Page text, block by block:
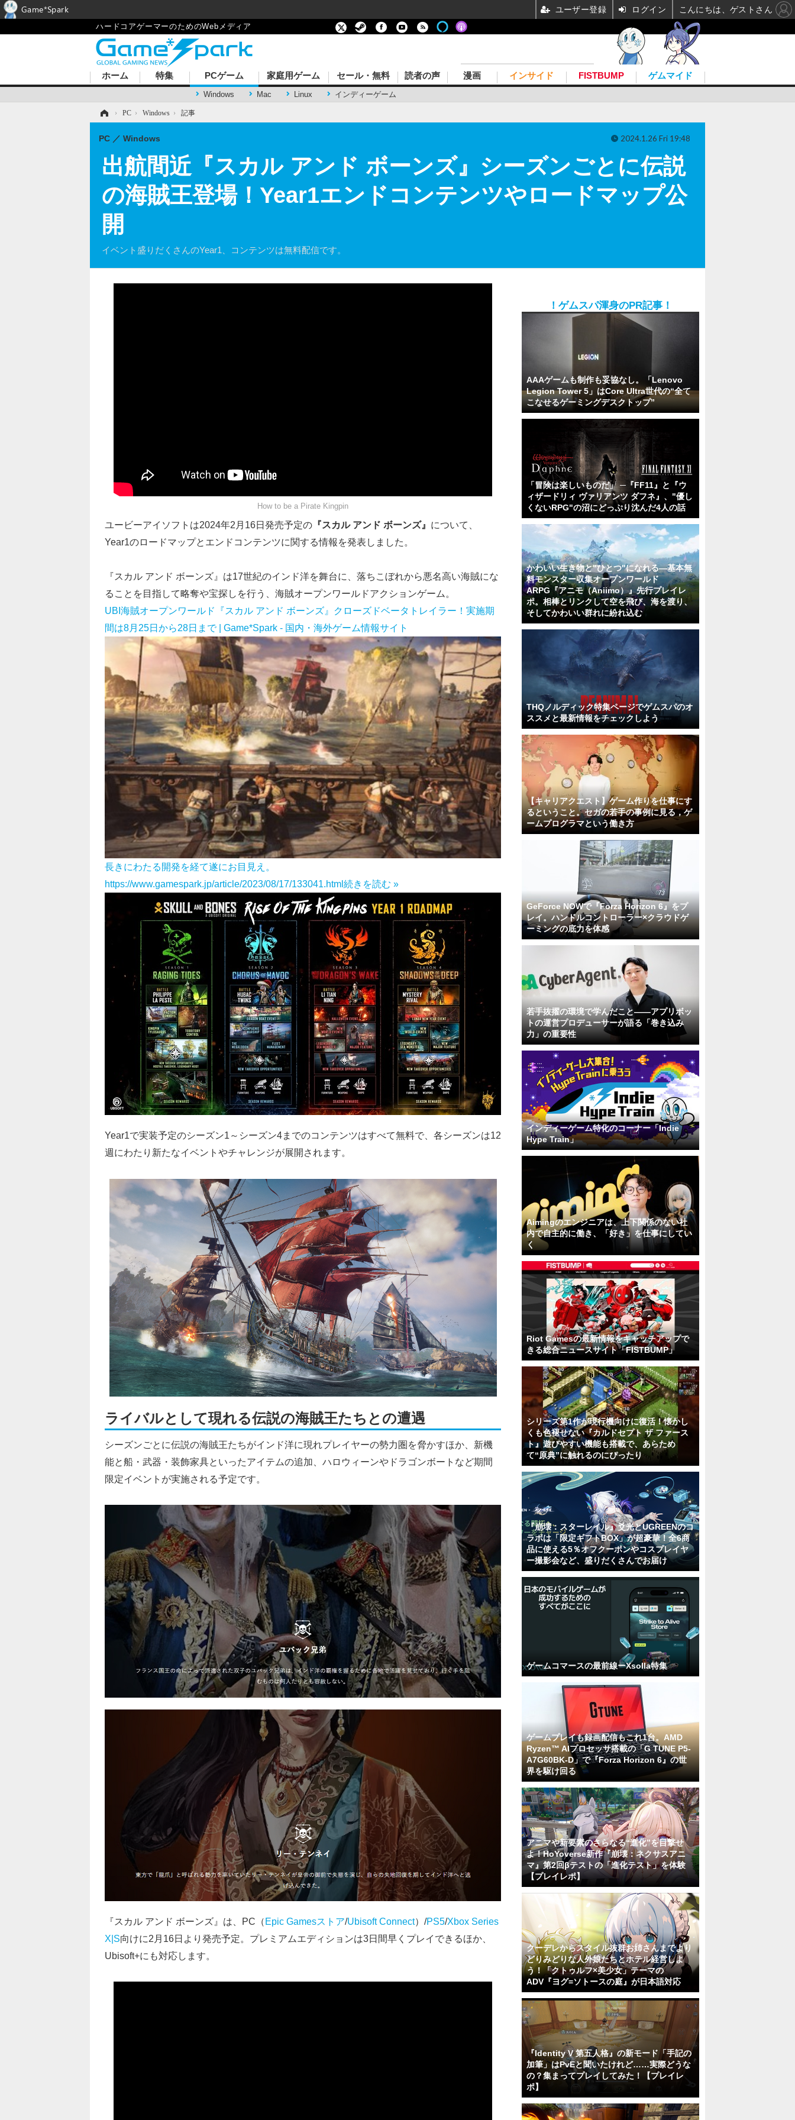
ハードコアゲーマーのためのWebメディア
ホーム 特集 PCゲーム
Windows Mac Linux インディーゲーム
家庭用ゲーム セール・無料 読者の声 漫画 インサイド FISTBUMP ゲムマイド
› PC › Windows › 記事
出航間近『スカル アンド ボーンズ』シーズンごとに伝説
の海賊王登場！Year1エンドコンテンツやロードマップ公
開
イベント盛りだくさんのYear1、コンテンツは無料配信です。
PC Windows 2024.1.26 Fri 19:48
How to be a Pirate Kingpin
ユービーアイソフトは2024年2月16日発売予定の 『スカル アンド ボーンズ』 について、
Year1のロードマップとエンドコンテンツに関する情報を発表しました。
『スカル アンド ボーンズ』は17世紀のインド洋を舞台に、落ちこぼれから悪名高い海賊にな
ることを目指して略奪や宝探しを行う、海賊オープンワールドアクションゲーム。
UBI海賊オープンワールド『スカル アンド ボーンズ』クローズドベータトレイラー！実施期
間は8月25日から28日まで | Game*Spark - 国内・海外ゲーム情報サイト
長きにわたる開発を経て遂にお目見え。
https://www.gamespark.jp/article/2023/08/17/133041.html 続きを読む »
Year1で実装予定のシーズン1～シーズン4までのコンテンツはすべて無料で、各シーズンは12
週にわたり新たなイベントやチャレンジが展開されます。
ライバルとして現れる伝説の海賊王たちとの遭遇
シーズンごとに伝説の海賊王たちがインド洋に現れプレイヤーの勢力圏を脅かすほか、新機
能と船・武器・装飾家具といったアイテムの追加、ハロウィーンやドラゴンボートなど期間
限定イベントが実施される予定です。
『スカル アンド ボーンズ』は、PC（Epic Gamesストア/Ubisoft Connect）/PS5/Xbox Series
X|S向けに2月16日より発売予定。プレミアムエディションは3日間早くプレイできるほか、
Ubisoft+にも対応します。
！ゲムスパ渾身のPR記事！
AAAゲームも制作も妥協なし。「Lenovo
Legion Tower 5」はCore Ultra世代の“全て
こなせるゲーミングデスクトップ”
「冒険は楽しいものだ」 ─『FF11』と『ウ
ィザードリィ ヴァリアンツ ダフネ』、"優し
くないRPG"の沼にどっぷり沈んだ4人の話
かわいい生き物と"ひとつ"になれる―基本無
料モンスター収集オープンワールド
ARPG『アニモ（Aniimo）』先行プレイレ
ポ。相棒とリンクして空を飛び、海を渡り、
そしてかわいい群れに紛れ込む
THQノルディック特集ページでゲムスパのオ
ススメと最新情報をチェックしよう
【キャリアクエスト】ゲーム作りを仕事にす
るということ。セガの若手の事例に見る，ゲ
ームプログラマという働き方
GeForce NOWで『Forza Horizon 6』をプ
レイ。ハンドルコントローラー×クラウドゲ
ーミングの底力を体感
若手抜擢の環境で学んだこと――アプリボッ
トの運営プロデューサーが語る「巻き込み
力」の重要性
インディーゲーム特化のコーナー「Indie
Hype Train」
Aimingのエンジニアは、上下関係のない社
内で自主的に働き、「好き」を仕事にしてい
く
Riot Gamesの最新情報をキャッチアップで
きる総合ニュースサイト「FISTBUMP」
シリーズ第1作が現行機向けに復活！懐かし
くも色褪せない『カルドセプト ザ ファース
ト』遊びやすい機能も搭載で、あらため
て“原典”に触れるのにぴったり
『崩壊：スターレイル』爻光とUGREENのコ
ラボは「限定ギフトBOX」が超豪華！全6商
品に使える5％オフクーポンやコスプレイヤ
ー撮影会など、盛りだくさんでお届け
ゲームコマースの最前線ーXsolla特集
ゲームプレイも録画配信もこれ1台。AMD
Ryzen™ AIプロセッサ搭載の「G TUNE P5-
A7G60BK-D」で『Forza Horizon 6』の世
界を駆け回る
アニマや新要素のさらなる“進化”を目撃せ
よ！HoYoverse新作『崩壊：ネクサスアニ
マ』第2回βテストの「進化テスト」を体験
【プレイレポ】
クーデレからスタイル抜群お姉さんまでより
どりみどりな人外娘たちとホテル経営しよ
う！「クトゥルフ×美少女」テーマの
ADV『ヨグ=ソトースの庭』が日本語対応
『Identity V 第五人格』の新モード「手記の
加筆」はPvEと聞いたけれど……実際どうな
の？集まってプレイしてみた！【プレイレ
ポ】
Game*Spark ユーザー登録 ログイン こんにちは、ゲストさん